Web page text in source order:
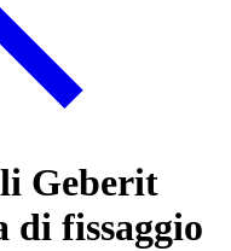
Geberit
di fissaggio